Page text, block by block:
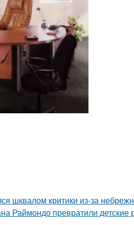
шквалом критики из-за
Раймондо превратили детские